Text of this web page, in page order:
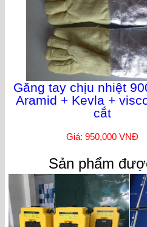
Găng tay chịu nhiệt
Aramid + Kevla +
cắt
Giá: 950,000 VNĐ
Sản phẩm